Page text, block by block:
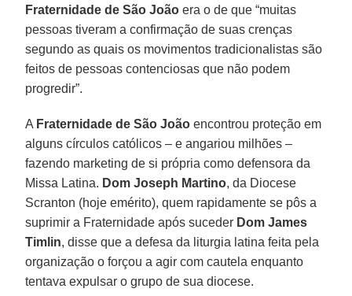
Fraternidade de São João era o de que “muitas
pessoas tiveram a confirmação de suas crenças
segundo as quais os movimentos tradicionalistas são
feitos de pessoas contenciosas que não podem
progredir”.
A Fraternidade de São João encontrou proteção em
alguns círculos católicos – e angariou milhões –
fazendo marketing de si própria como defensora da
Missa Latina. Dom Joseph Martino, da Diocese
Scranton (hoje emérito), quem rapidamente se pôs a
suprimir a Fraternidade após suceder Dom James
Timlin, disse que a defesa da liturgia latina feita pela
organização o forçou a agir com cautela enquanto
tentava expulsar o grupo de sua diocese.